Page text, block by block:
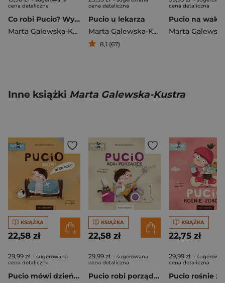
cena detaliczna
Co robi Pucio? Wydanie polsko-ukraińskie Що робить Діма?
Marta Galewska-Kustra
cena detaliczna
Pucio u lekarza
Marta Galewska-Kustra
8,1 (67)
cena detaliczna
Inne książki Marta Galewska-Kustra
KSIĄŻKA
22,58 zł
29,99 zł - sugerowana
cena detaliczna
Pucio mówi dzień dobry
KSIĄŻKA
22,58 zł
29,99 zł - sugerowana
cena detaliczna
Pucio robi porządek wyd. 2025
KSIĄŻKA
22,75 zł
29,99 zł -
cena detaliczna